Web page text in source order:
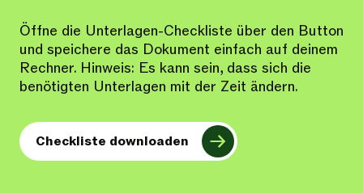
Öffne die Unterlagen-Checkliste über den Button
und speichere das Dokument einfach auf deinem
Rechner. Hinweis: Es kann sein, dass sich die
benötigten Unterlagen mit der Zeit ändern.
Checkliste downloaden